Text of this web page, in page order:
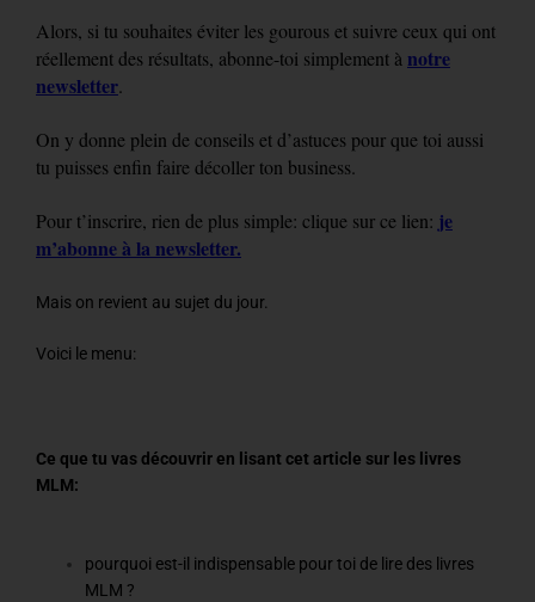
Alors, si tu souhaites éviter les gourous et suivre ceux qui ont
réellement des résultats, abonne-toi simplement à notre
newsletter
On y donne plein de conseils et d’astuces pour que toi aussi
tu puisses enfin faire décoller ton business.
Pour t’inscrire, rien de plus simple: clique sur ce lien: je
m’abonne à la newsletter.
Mais on revient au sujet du jour.
Voici le menu:
Ce que tu vas découvrir en lisant cet article sur les livres
MLM:
pourquoi est-il indispensable pour toi de lire des livres
MLM ?